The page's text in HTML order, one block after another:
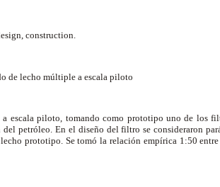
construction.
de lecho múltiple a escala piloto
escala piloto, tomando como prototipo uno de los
petróleo. En el diseño del filtro se consideraron
prototipo. Se tomó la relación empírica 1:50